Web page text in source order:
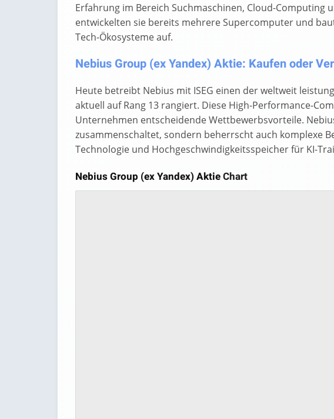
Erfahrung im Bereich Suchmaschinen, Cloud-Computing
entwickelten sie bereits mehrere Supercomputer und
Tech-Ökosysteme auf.
Nebius Group (ex Yandex) Aktie: Kaufen oder
Heute betreibt Nebius mit ISEG einen der weltweit
aktuell auf Rang 13 rangiert. Diese High-Performance-
Unternehmen entscheidende Wettbewerbsvorteile.
zusammenschaltet, sondern beherrscht auch komplexe
Technologie und Hochgeschwindigkeitsspeicher für KI-
Nebius Group (ex Yandex) AktieChart